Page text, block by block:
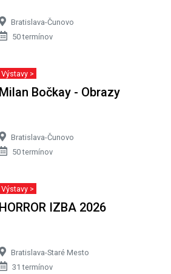
Bratislava-Čunovo
50 termínov
Výstavy >
Milan Bočkay - Obrazy
Bratislava-Čunovo
50 termínov
Výstavy >
HORROR IZBA 2026
Bratislava-Staré Mesto
31 termínov